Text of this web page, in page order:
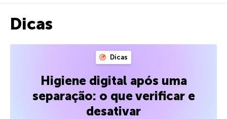
Dicas
Dicas
Higiene digital após uma
separação: o que verificar e
desativar